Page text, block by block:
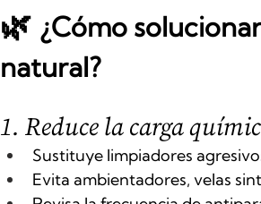
🌿 ¿Cómo
natural?
1. Reduce la carga
Sustituye limpiadores
Evita ambientadores, velas